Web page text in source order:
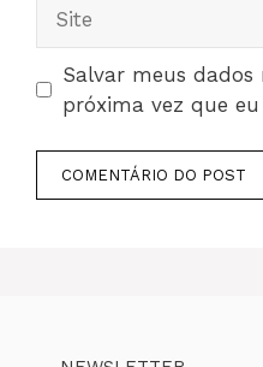
Salvar meus dados
próxima vez que